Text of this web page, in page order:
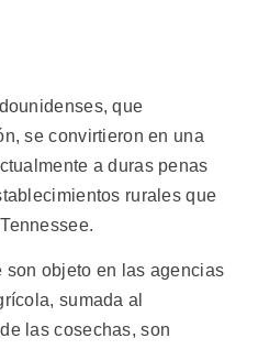
que
se convirtieron en una
a duras penas
rurales que
son objeto en las agencias
sumada al
las cosechas, son